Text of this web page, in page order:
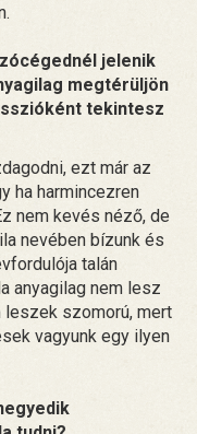
jelenik
megtérüljön
tekintesz
ezt már az
ha harmincezren
nem kevés néző, de
nevében bízunk és
talán
anyagilag nem lesz
leszek szomorú, mert
vagyunk egy ilyen